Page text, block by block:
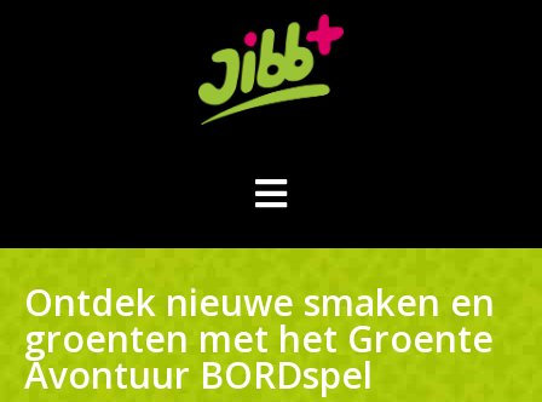
Ontdek nieuwe smaken en
groenten met het Groente
Avontuur BORDspel